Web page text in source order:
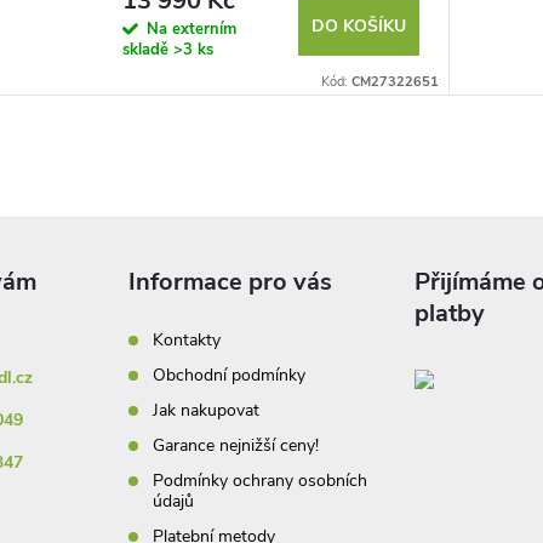
Na externím
skladě >3 ks
DO KOŠÍKU
Kód: CM27322651
Informace pro vás
Kontakty
Obchodní podmínky
Jak nakupovat
Garance nejnižší ceny!
Podmínky ochrany osobních
údajů
Platební metody
Přijímáme
platby